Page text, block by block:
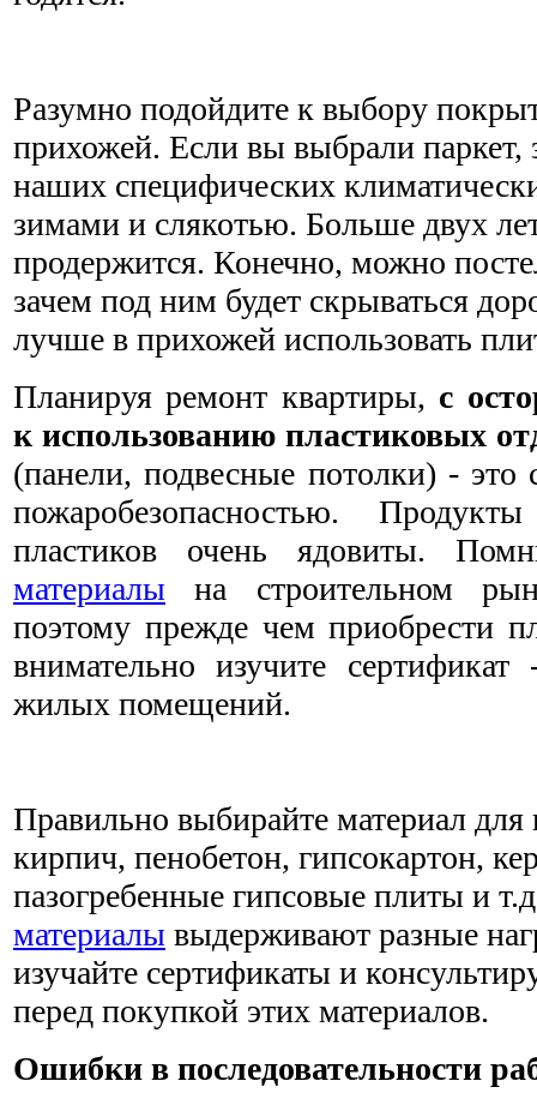
Разумно подойдите к выбору
прихожей. Если вы выбрали паркет,
наших специфических
зимами и слякотью. Больше двух
продержится. Конечно, можно
зачем под ним будет скрываться
лучше в прихожей использовать
Планируя ремонт квартиры, с
к использованию пластиковых
(панели, подвесные потолки) - это
пожаробезопасностью.
пластиков очень ядовиты.
материалы на строительном
поэтому прежде чем приобрести
внимательно изучите
жилых помещений.
Правильно выбирайте материал для
кирпич, пенобетон, гипсокартон,
пазогребенные гипсовые плиты и
материалы выдерживают разные
изучайте сертификаты и
перед покупкой этих материалов.
Ошибки в последовательности